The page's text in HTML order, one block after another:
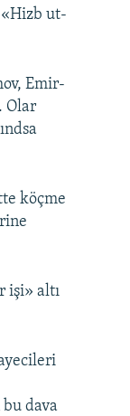
«Hizb ut-
Emir-
Olar
köçme
işi» altı
bu dava